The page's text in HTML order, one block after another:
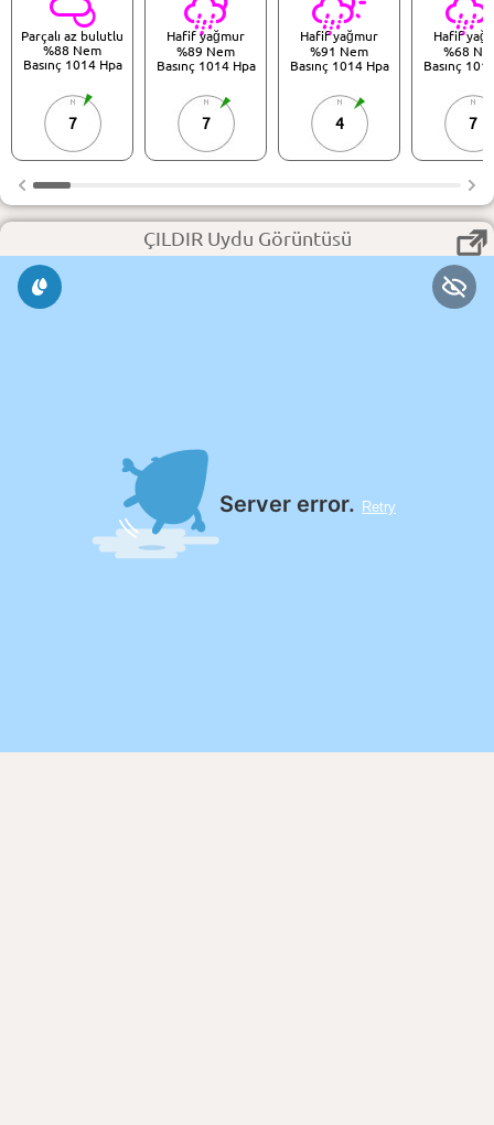
Parçalı az bulutlu
%88 Nem
Basınç 1014 Hpa
7
Hafif yağmur
%89 Nem
Basınç 1014 Hpa
7
Hafif yağmur
%91 Nem
Basınç 1014 Hpa
4
Hafif
%68
Basınç
7
ÇILDIR Uydu Görüntüsü